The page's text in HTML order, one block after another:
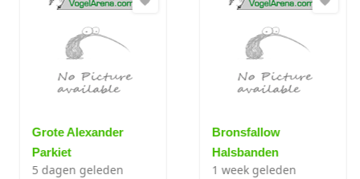
Grote Alexander
Parkiet
5 dagen geleden
Bronsfallow
Halsbanden
1 week geleden